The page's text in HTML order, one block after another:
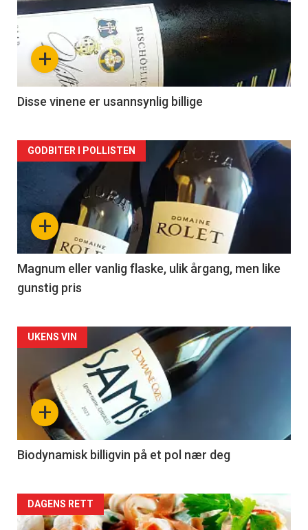
akkurat
nå
2
+
Disse vinene er usannsynlig billige
Forsiden
akkurat
nå
3
+
GODBITER I POLLISTEN
Magnum eller vanlig flaske, ulik årgang, men like
gunstig pris
Forsiden
akkurat
nå
4
+
UKENS VIN
Biodynamisk billigvin på et pol nær deg
Forsiden
DAGENS RETT